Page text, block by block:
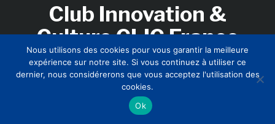
Club Innovation &
Culture CLIC France
Accueil BIENVENUE ! LE CLUB MEMBRES
RNCI
CONTACTS
Nous utilisons des cookies pour vous garantir la meilleure
expérience sur notre site. Si vous continuez à utiliser ce
dernier, nous considérerons que vous acceptez l'utilisation des
cookies.
Ok